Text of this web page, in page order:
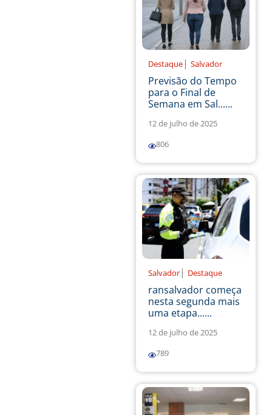
Destaque | Salvador
Previsão do Tempo
para o Final de
Semana em Sal......
12 de julho de 2025
806
Salvador | Destaque
ransalvador começa
nesta segunda mais
uma etapa......
12 de julho de 2025
789